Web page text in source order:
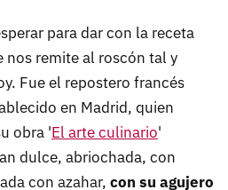
para dar con la receta
nos remite al roscón tal y
Fue el repostero francés
en Madrid, quien
obra 'El arte culinario'
dulce, abriochada, con
con azahar, con su agujero